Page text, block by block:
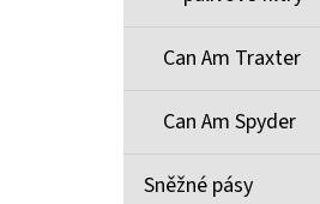
Can Am Traxter
Can Am Spyder
Sněžné pásy